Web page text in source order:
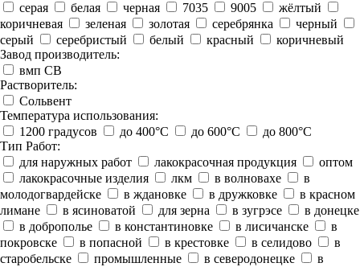
серая
белая черная 7035 9005
жёлтый
коричневая
зеленая золотая серебрянка
черный
серый
серебристый белый красный
коричневый
Завод производитель:
вмп СВ
Растворитель:
Сольвент
Температура использования:
1200 градусов
до 400°C до 600°C
до 800°C
Тип Работ:
для наружных работ
лакокрасочная продукция
оптом
лакокрасочные изделия
лкм в волновахе
в
молодогвардейске
в ждановке в дружковке
в красном
лимане
в ясиноватой для зерна в зугрэсе
в донецке
в доброполье
в константиновке в лисичанске
в
покровске
в попасной в крестовке в селидово
в
старобельске
промышленные в северодонецке
в